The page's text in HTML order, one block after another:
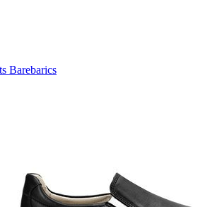
Barebarics